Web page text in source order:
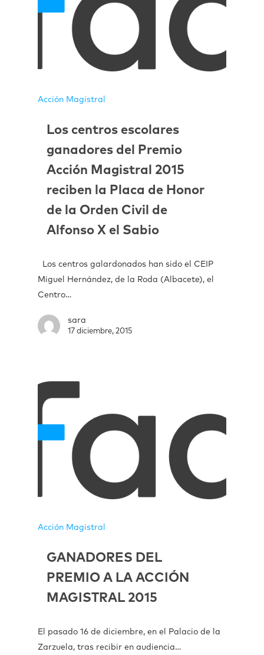
Acción Magistral
Los centros escolares
ganadores del Premio
Acción Magistral 2015
reciben la Placa de Honor
de la Orden Civil de
Alfonso X el Sabio
Los centros galardonados han sido el CEIP
Miguel Hernández, de la Roda (Albacete), el
Centro…
sara
17 diciembre, 2015
Acción Magistral
GANADORES DEL
PREMIO A LA ACCIÓN
MAGISTRAL 2015
El pasado 16 de diciembre, en el Palacio de la
Zarzuela, tras recibir en audiencia…